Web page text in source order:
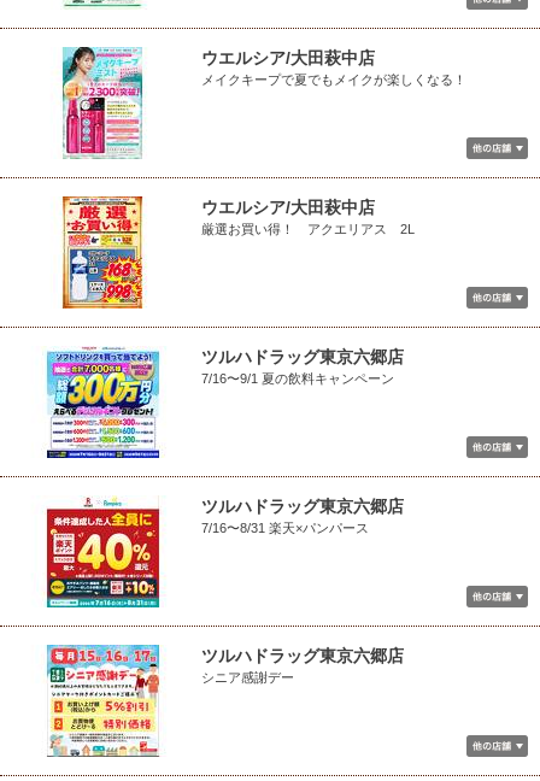
ウエルシア/大田萩中店
メイクキープで夏でもメイクが楽しくなる！
ウエルシア/大田萩中店
厳選お買い得！ アクエリアス 2L
ツルハドラッグ東京六郷店
7/16〜9/1 夏の飲料キャンペーン
ツルハドラッグ東京六郷店
7/16〜8/31 楽天×パンパース
ツルハドラッグ東京六郷店
シニア感謝デー